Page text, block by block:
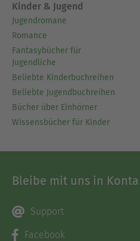
Kinder & Jugend
Jugendromane
Romance
Fantasybücher für
Jugendliche
Beliebte Kinderbuchreihen
Beliebte Jugendbuchreihen
Bücher über Einhörner
Wissensbücher für Kinder
Bleibe mit uns in
Support
Facebook